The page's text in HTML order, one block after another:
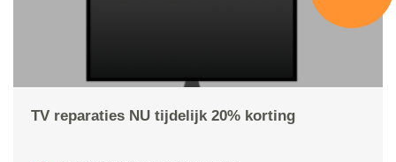
TV reparaties NU tijdelijk 20% korting